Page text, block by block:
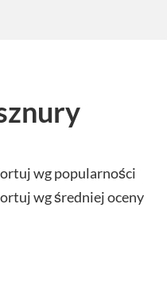
wg popularności
wg średniej oceny